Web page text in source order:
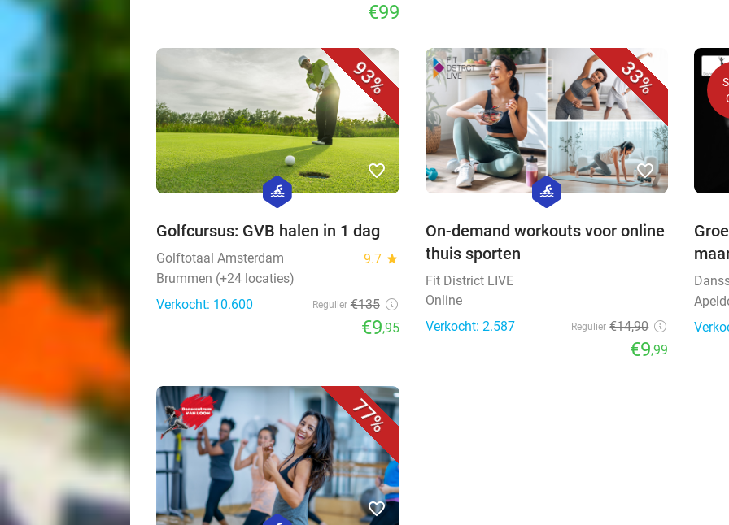
€99
93%
favorite_border
hexagon
sport
Golfcursus: GVB halen in 1 dag
Golftotaal Amsterdam 9.7 star
Brummen (+24 locaties)
Verkocht: 10.600
Regulier €135
€9,95
33%
favorite_border
hexagon
sport
On-demand workouts voor online
thuis sporten
Fit District LIVE
Online
Verkocht: 2.587
Regulier €14,90
€9,99
77%
favorite_border